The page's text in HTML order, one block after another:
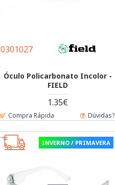
0301027
Óculo Policarbonato Incolor -
FIELD
1.35€
Compra Rápida Dúvidas?
INVERNO / PRIMAVERA